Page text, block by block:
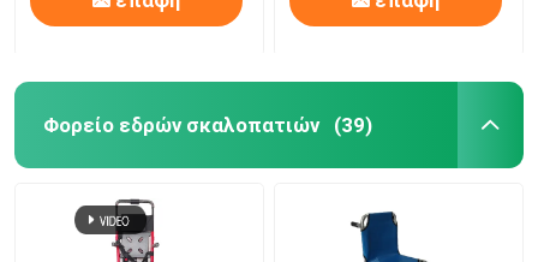
Φορείο εδρών σκαλοπατιών (39)